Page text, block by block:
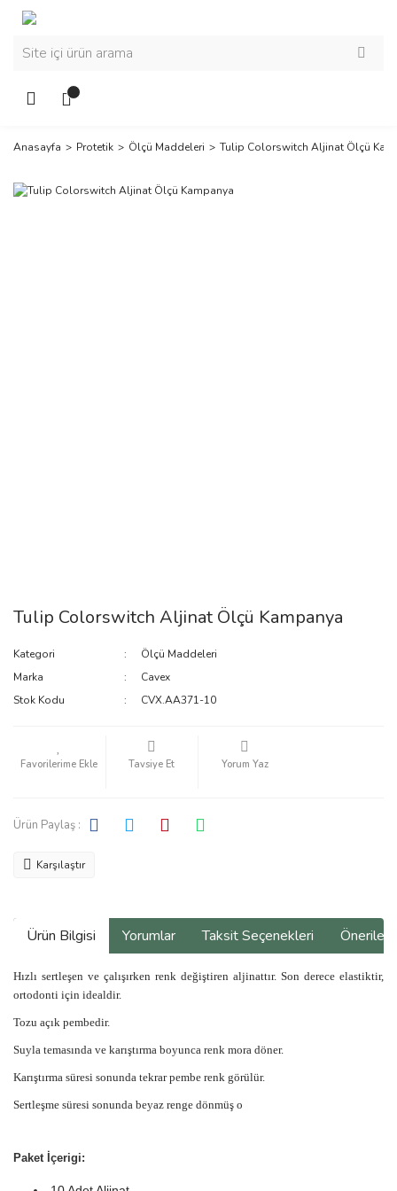
Anasayfa Protetik Ölçü Maddeleri Tulip Colorswitch Aljinat Ölçü
Tulip Colorswitch Aljinat Ölçü Kampanya
Kategori
Ölçü Maddeleri
Marka
Cavex
Stok Kodu
CVX.AA371-10
Tavsiye Et Yorum Yaz
Ürün Paylaş :
Karşılaştır
Ürün Bilgisi Yorumlar Taksit Seçenekleri
Hızlı sertleşen ve çalışırken renk değiştiren alji­nattır. Son derece elastiktir,
ortodonti için idealdir.
Tozu açık pembedir.
Suyla temasında ve karıştırma boyunca renk mora döner.
Karıştırma süresi sonunda tekrar pembe renk gö­rülür.
Sertleşme süresi sonunda beyaz renge dönmüş o
Paket İçerigi: